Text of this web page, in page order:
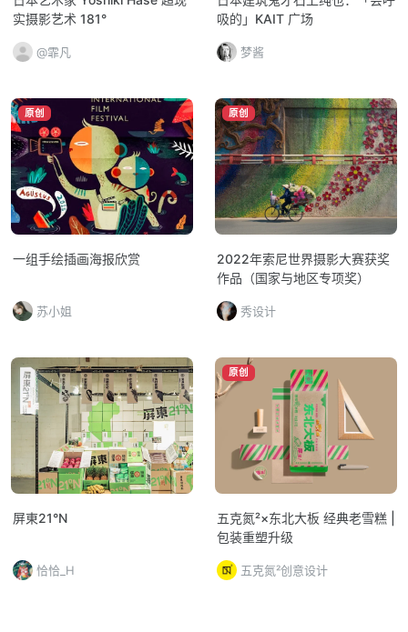
实摄影艺术 181°
@霏凡
吸的」KAIT 广场
梦酱
原创
一组手绘插画海报欣赏
苏小姐
原创
2022年索尼世界摄影大赛获奖
作品（国家与地区专项奖）
秀设计
屏東21°N
恰恰_H
原创
五克氮²×东北大板 经典老雪糕 |
包装重塑升级
五克氮²创意设计